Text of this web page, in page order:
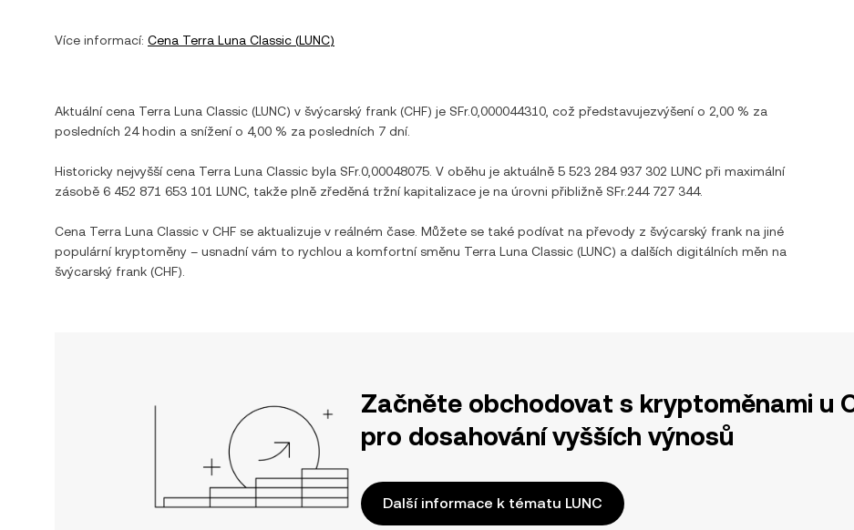
Více informací: Cena Terra Luna Classic (LUNC)
Aktuální cena Terra Luna Classic (LUNC) v švýcarský frank (CHF) je SFr.0,000044310 , což představujezvýšenío 2,00 % za
posledních 24 hodin a sníženío 4,00 % za posledních 7 dní.
Historicky nejvyšší cena Terra Luna Classic byla SFr.0,00048075 . V oběhu je aktuálně 5 523 284 937 302 LUNC při maximální
zásobě 6 452 871 653 101 LUNC , takže plně zředěná tržní kapitalizace je na úrovni přibližně SFr.244 727 344.
Cena Terra Luna Classic v CHF se aktualizuje v reálném čase. Můžete se také podívat na převody z švýcarský frank na jiné
populární kryptoměny – usnadní vám to rychlou a komfortní směnu Terra Luna Classic (LUNC) a dalších digitálních měn na
švýcarský frank (CHF).
Začněte obchodovat s kryptoměnami u
pro dosahování vyšších výnosů
Další informace k tématu LUNC